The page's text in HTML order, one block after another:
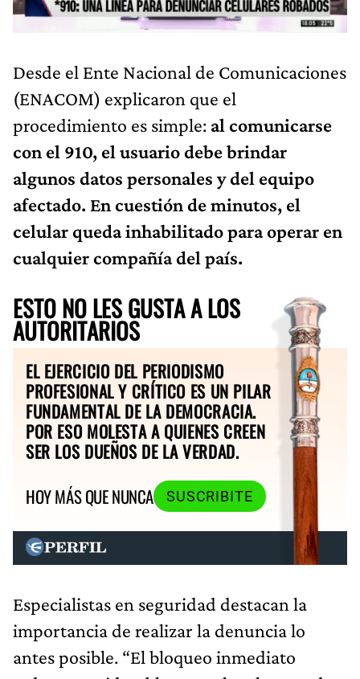
Desde el Ente Nacional de Comunicaciones
(ENACOM) explicaron que el
procedimiento es simple: al comunicarse
con el 910, el usuario debe brindar
algunos datos personales y del equipo
afectado. En cuestión de minutos, el
celular queda inhabilitado para operar en
cualquier compañía del país.
ESTO NO LES GUSTA A LOS
AUTORITARIOS
EL EJERCICIO DEL PERIODISMO
PROFESIONAL Y CRÍTICO ES UN PILAR
FUNDAMENTAL DE LA DEMOCRACIA.
POR ESO MOLESTA A QUIENES CREEN
SER LOS DUEÑOS DE LA VERDAD.
HOY MÁS QUE NUNCA
SUSCRIBITE
Especialistas en seguridad destacan la
importancia de realizar la denuncia lo
antes posible. “El bloqueo inmediato